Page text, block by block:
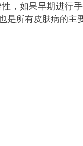
，如果早期进行手
所有皮肤病的主